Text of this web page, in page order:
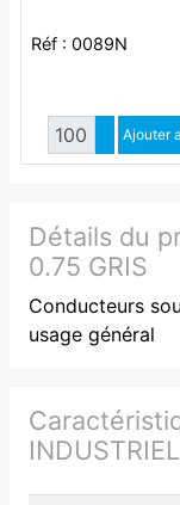
Réf : 0089N
Diminuer
Ajouter
Détails du
0.75 GRIS
Conducteurs
usage général